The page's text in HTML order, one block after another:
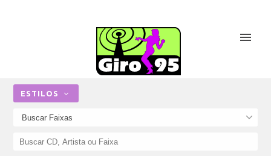
ESTILOS